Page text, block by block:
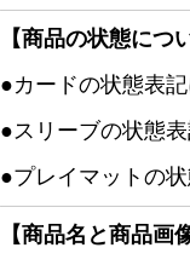
【商品の状態につ
●カードの状態表
●スリーブの状態
●プレイマットの
【商品名と商品画